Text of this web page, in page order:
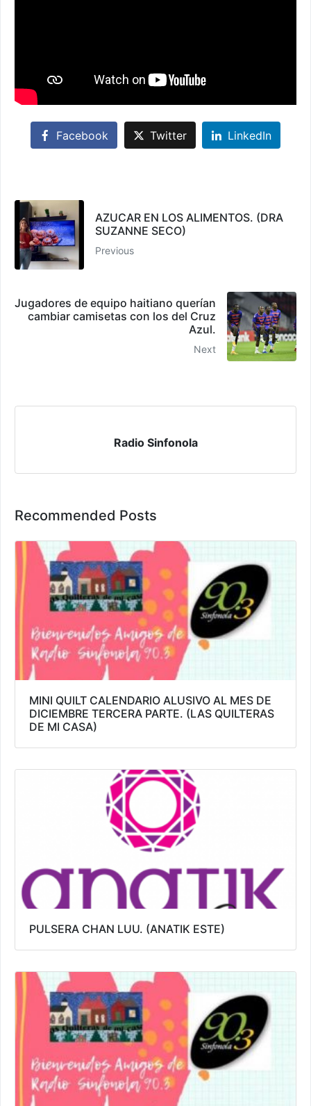
Facebook Twitter LinkedIn
AZUCAR EN LOS ALIMENTOS. (DRA
SUZANNE SECO)
Previous
Jugadores de equipo haitiano querían
cambiar camisetas con los del Cruz
Azul.
Next
Radio Sinfonola
Recommended Posts
MINI QUILT CALENDARIO ALUSIVO AL MES DE
DICIEMBRE TERCERA PARTE. (LAS QUILTERAS
DE MI CASA)
PULSERA CHAN LUU. (ANATIK ESTE)